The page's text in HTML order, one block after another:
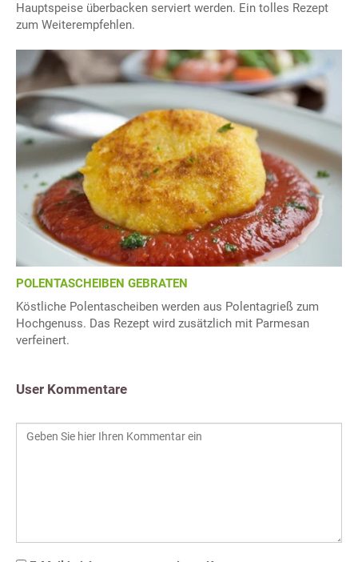
Hauptspeise überbacken serviert werden. Ein tolles Rezept
zum Weiterempfehlen.
POLENTASCHEIBEN GEBRATEN
Köstliche Polentascheiben werden aus Polentagrieß zum
Hochgenuss. Das Rezept wird zusätzlich mit Parmesan
verfeinert.
User Kommentare